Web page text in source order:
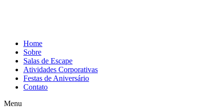
Home
Sobre
Salas de Escape
Atividades Corporativas
Festas de Aniversário
Contato
Menu